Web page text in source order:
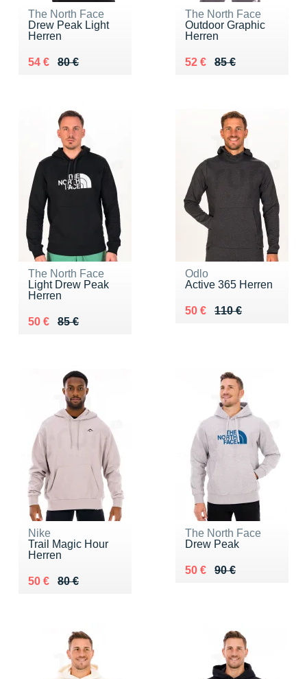
The North Face
Drew Peak Light
Herren
80 €
Au lieu de 80 €
54 €
Vendu 54 €
The North Face
Outdoor Graphic
Herren
85 €
Au lieu de 85 €
52 €
Vendu 52 €
The North Face
Light Drew Peak
Herren
85 €
Au lieu de 85 €
50 €
Vendu 50 €
Odlo
Active 365 Herren
110 €
Au lieu de 110 €
50 €
Vendu 50 €
Nike
Trail Magic Hour
Herren
80 €
Au lieu de 80 €
50 €
Vendu 50 €
The North Face
Drew Peak
90 €
Au lieu de 90 €
50 €
Vendu 50 €